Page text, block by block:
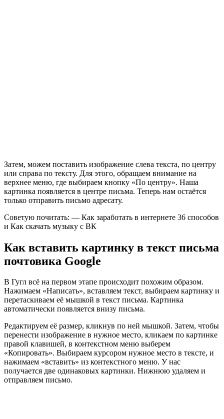
Затем, можем поставить изображение слева текста, по центру
или справа по тексту. Для этого, обращаем внимание на
верхнее меню, где выбираем кнопку «По центру». Наша
картинка появляется в центре письма. Теперь нам остаётся
только отправить письмо адресату.
Советую почитать: — Как заработать в интернете 36 способов
и Как скачать музыку с ВК
Как вставить картинку в текст письма
почтовика Google
В Гугл всё на первом этапе происходит похожим образом.
Нажимаем «Написать», вставляем текст, выбираем картинку и
перетаскиваем её мышкой в текст письма. Картинка
автоматически появляется внизу письма.
Редактируем её размер, кликнув по ней мышкой. Затем, чтобы
перенести изображение в нужное место, кликаем по картинке
правой клавишей, в контекстном меню выберем
«Копировать». Выбираем курсором нужное место в тексте, и
нажимаем «вставить» из контекстного меню. У нас
получается две одинаковых картинки. Нижнюю удаляем и
отправляем письмо.